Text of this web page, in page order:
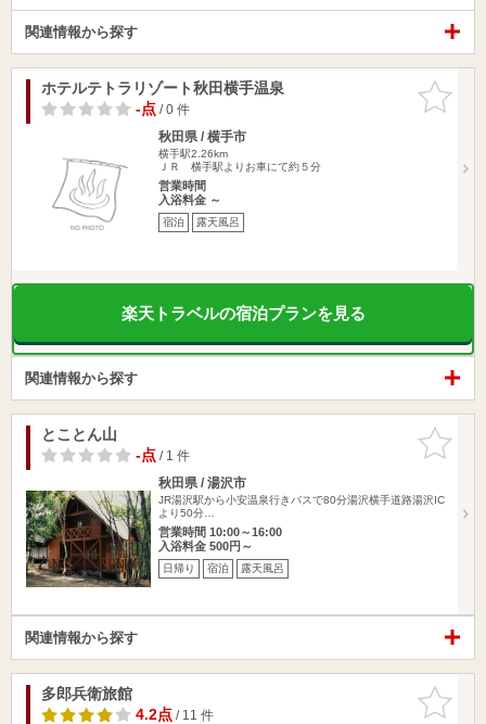
関連情報から探す
お気に入
りに追加
ホテルテトラリゾート秋田横手温泉
-点/ 0 件
秋田県 / 横手市
横手駅2.26km
ＪＲ 横手駅よりお車にて約５分
営業時間
入浴料金 ～
宿泊 露天風呂
楽天トラベルの宿泊プランを見る
関連情報から探す
お気に入
りに追加
とことん山
-点/ 1 件
秋田県 / 湯沢市
JR湯沢駅から小安温泉行きバスで80分湯沢横手道路湯沢IC
より50分…
営業時間 10:00～16:00
入浴料金 500円～
日帰り 宿泊 露天風呂
関連情報から探す
お気に入
りに追加
多郎兵衛旅館
4.2点/ 11 件